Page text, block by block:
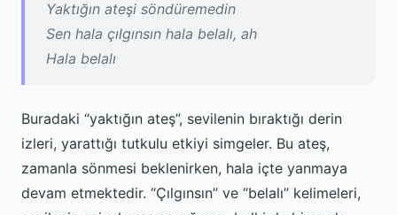
Yaktığın ateşi söndüremedin
Sen hala çılgınsın hala belalı, ah
Hala belalı
Buradaki “yaktığın ateş”, sevilenin bıraktığı derin
izleri, yarattığı tutkulu etkiyi simgeler. Bu ateş,
zamanla sönmesi beklenirken, hala içte yanmaya
devam etmektedir. “Çılgınsın” ve “belalı” kelimeleri,